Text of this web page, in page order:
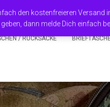
den kostenfreieren
dann melde Dich einfach
/ RUCKSÄCKE